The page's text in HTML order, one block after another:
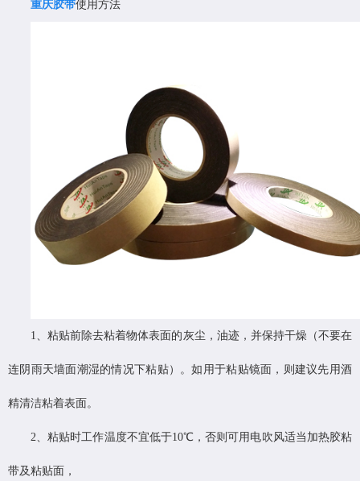
重庆胶带使用方法
1、粘贴前除去粘着物体表面的灰尘，油迹，并保持干燥（不要在
连阴雨天墙面潮湿的情况下粘贴）。如用于粘贴镜面，则建议先用酒
精清洁粘着表面。
2、粘贴时工作温度不宜低于10℃，否则可用电吹风适当加热胶粘
带及粘贴面，